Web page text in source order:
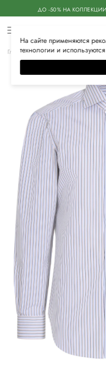
ДО -50% НА
Главная Мужская Одежда
На сайте применяются
технологии и